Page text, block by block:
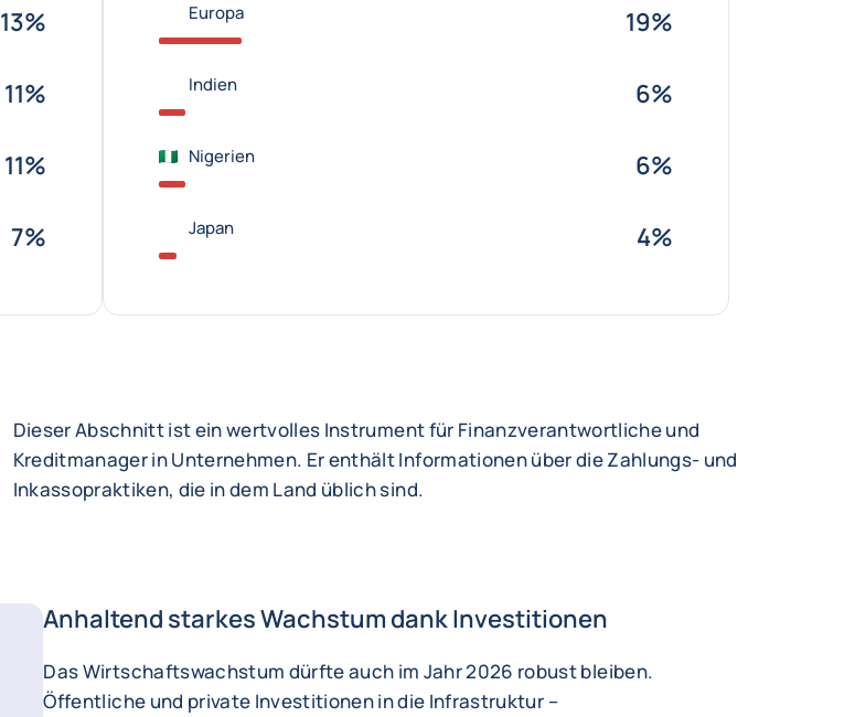
13%
11%
11%
7%
Europa 19%
Indien 6%
Nigerien 6%
Japan 4%
Dieser Abschnitt ist ein wertvolles Instrument für Finanzverantwortliche und
Kreditmanager in Unternehmen. Er enthält Informationen über die Zahlungs- und
Inkassopraktiken, die in dem Land üblich sind.
Anhaltend starkes Wachstum dank Investitionen
Das Wirtschaftswachstum dürfte auch im Jahr 2026 robust bleiben.
Öffentliche und private Investitionen in die Infrastruktur –